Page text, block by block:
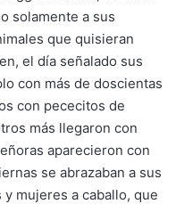
solamente a sus
que quisieran
el día señalado sus
con más de doscientas
con pececitos de
más llegaron con
aparecieron con
se abrazaban a sus
mujeres a caballo, que